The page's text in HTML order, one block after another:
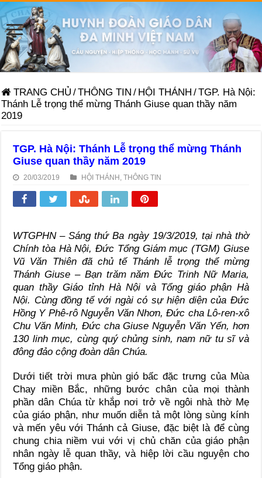
TRANG CHỦ /THÔNG TIN / HỘI THÁNH /TGP. Hà Nội:
Thánh Lễ trọng thể mừng Thánh Giuse quan thầy năm
2019
TGP. Hà Nội: Thánh Lễ trọng thể mừng Thánh
Giuse quan thầy năm 2019
20/03/2019 HỘI THÁNH ,THÔNG TIN
WTGPHN – Sáng thứ Ba ngày 19/3/2019, tại nhà thờ
Chính tòa Hà Nội, Đức Tổng Giám mục (TGM) Giuse
Vũ Văn Thiên đã chủ tế Thánh lễ trọng thể mừng
Thánh Giuse – Bạn trăm năm Đức Trinh Nữ Maria,
quan thầy Giáo tỉnh Hà Nội và Tổng giáo phận Hà
Nội. Cùng đồng tế với ngài có sự hiện diện của Đức
Hồng Y Phê-rô Nguyễn Văn Nhơn, Đức cha Lô-ren-xô
Chu Văn Minh, Đức cha Giuse Nguyễn Văn Yến, hơn
130 linh mục, cùng quý chủng sinh, nam nữ tu sĩ và
đông đảo cộng đoàn dân Chúa.
Dưới tiết trời mưa phùn gió bấc đặc trưng của Mùa
Chay miền Bắc, những bước chân của mọi thành
phần dân Chúa từ khắp nơi trở về ngôi nhà thờ Mẹ
của giáo phận, như muốn diễn tả một lòng sùng kính
và mến yêu với Thánh cả Giuse, đặc biệt là để cùng
chung chia niềm vui với vị chủ chăn của giáo phận
nhân ngày lễ quan thầy, và hiệp lời cầu nguyện cho
Tổng giáo phận.